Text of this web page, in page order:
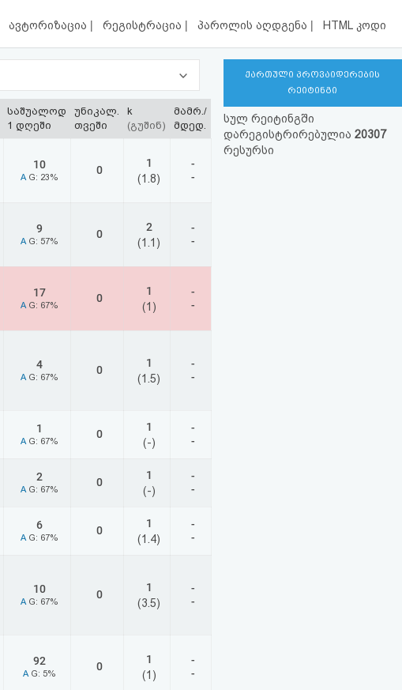
ავტორიზაცია | რეგისტრაცია | პაროლის აღდგენა | HTML კოდი
საშუალოდ
1 დღეში
უნიკალ.
თვეში
k
(გუშინ)
მამრ./
მდედ.
10
A G: 23%
0
1
(1.8)
-
-
9
A G: 57%
0
2
(1.1)
-
-
17
A G: 67%
0
1
(1)
-
-
4
A G: 67%
0
1
(1.5)
-
-
1
A G: 67%
0
1
(-)
-
-
2
A G: 67%
0
1
(-)
-
-
6
A G: 67%
0
1
(1.4)
-
-
10
A G: 67%
0
1
(3.5)
-
-
92
A G: 5%
0
1
(1)
-
-
ქართული პროვაიდერების
რეიტინგი
სულ რეიტინგში
დარეგისტრირებულია 20307
რესურსი